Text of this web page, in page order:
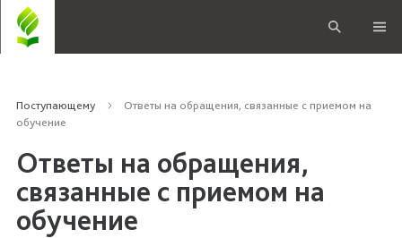
Поступающему
Ответы на обращения, связанные с приемом на
обучение
Ответы на обращения,
связанные с приемом на
обучение